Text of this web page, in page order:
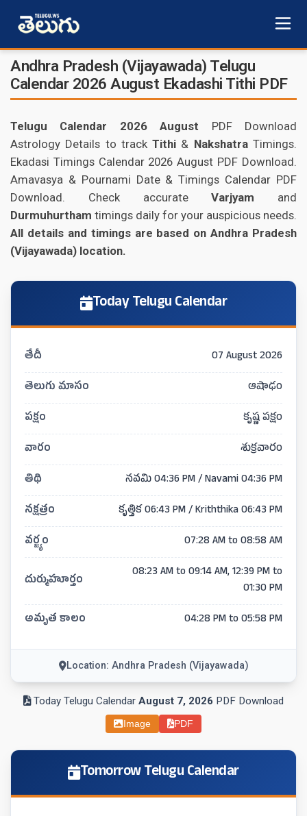
Andhra Pradesh (Vijayawada) Telugu
Calendar 2026 August Ekadashi Tithi PDF
Telugu Calendar 2026 August PDF Download
Astrology Details to trackTithi & NakshatraTimings.
Ekadasi Timings Calendar 2026 August PDF Download.
Amavasya & Pournami Date & Timings Calendar PDF
Download. Check accurateVarjyam and
Durmuhurtham timings daily for your auspicious needs.
All details and timings are based on Andhra Pradesh
(Vijayawada) location.
Today Telugu Calendar
తేదీ
07 August 2026
తెలుగు మాసం
ఆషాఢం
పక్షం
కృష్ణ పక్షం
వారం
శుక్రవారం
తిథి
నవమి 04:36 PM / Navami 04:36 PM
నక్షత్రం
కృత్తిక 06:43 PM / Kriththika 06:43 PM
వర్జ్యం
07:28 AM to 08:58 AM
దుర్ముహూర్తం
08:23 AM to 09:14 AM, 12:39 PM to
01:30 PM
అమృత కాలం
04:28 PM to 05:58 PM
Location: Andhra Pradesh (Vijayawada)
Today Telugu Calendar August 7, 2026 PDF Download
Image PDF
Tomorrow Telugu Calendar